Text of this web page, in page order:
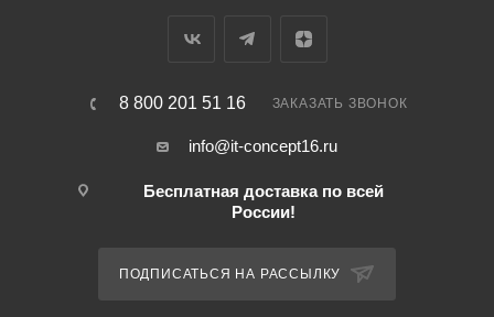
8 800 201 51 16 ЗАКАЗАТЬ ЗВОНОК
info@it-concept16.ru
Бесплатная доставка по всей
России!
ПОДПИСАТЬСЯ НА РАССЫЛКУ